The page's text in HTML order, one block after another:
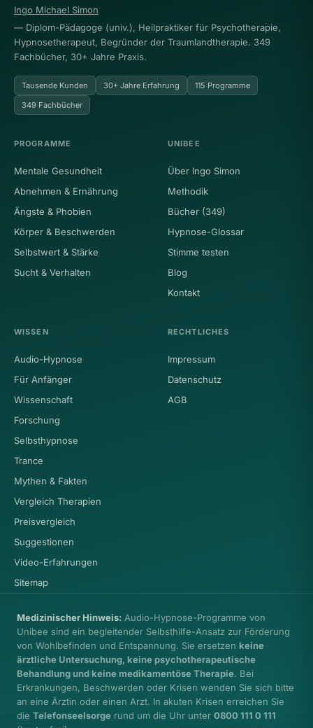
Ingo Michael Simon
— Diplom-Pädagoge (univ.), Heilpraktiker für Psychotherapie,
Hypnosetherapeut, Begründer der Traumlandtherapie. 349
Fachbücher, 30+ Jahre Praxis.
Tausende Kunden 30+ Jahre Erfahrung
115 Programme
349 Fachbücher
PROGRAMME
Mentale Gesundheit
Abnehmen & Ernährung
Ängste & Phobien
Körper & Beschwerden
Selbstwert & Stärke
Sucht & Verhalten
UNIBEE
Über Ingo Simon
Methodik
Bücher (349)
Hypnose-Glossar
Stimme testen
Blog
Kontakt
WISSEN
Audio-Hypnose
Für Anfänger
Wissenschaft
Forschung
Selbsthypnose
Trance
Mythen & Fakten
Vergleich Therapien
Preisvergleich
Suggestionen
Video-Erfahrungen
Sitemap
RECHTLICHES
Impressum
Datenschutz
AGB
Medizinischer Hinweis: Audio-Hypnose-Programme von
Unibee sind ein begleitender Selbsthilfe-Ansatz zur Förderung
von Wohlbefinden und Entspannung. Sie ersetzen keine
ärztliche Untersuchung, keine psychotherapeutische
Behandlung und keine medikamentöse Therapie. Bei
Erkrankungen, Beschwerden oder Krisen wenden Sie sich bitte
an eine Ärztin oder einen Arzt. In akuten Krisen erreichen Sie
die Telefonseelsorge rund um die Uhr unter 0800 111 0 111